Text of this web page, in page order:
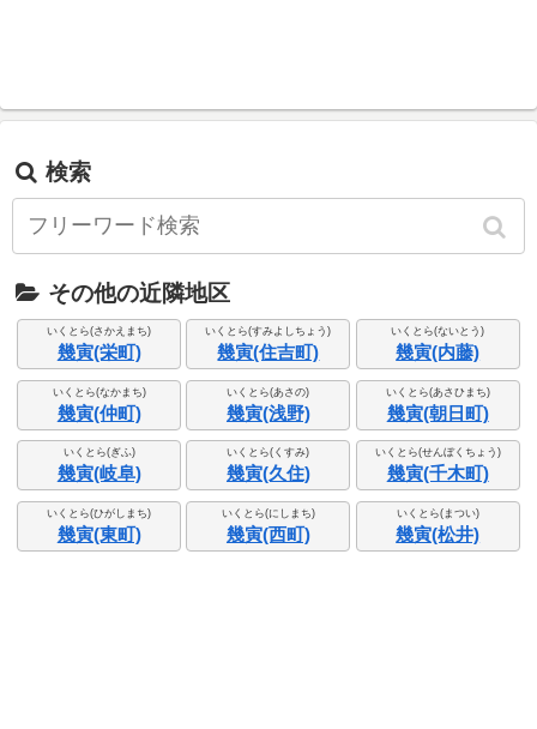
検索
その他の近隣地区
いくとら(さかえまち)
幾寅(栄町)
いくとら(すみよしちょう)
幾寅(住吉町)
いくとら(ないとう)
幾寅(内藤)
いくとら(なかまち)
幾寅(仲町)
いくとら(あさの)
幾寅(浅野)
いくとら(あさひまち)
幾寅(朝日町)
いくとら(ぎふ)
幾寅(岐阜)
いくとら(くすみ)
幾寅(久住)
いくとら(せんぼくちょう)
幾寅(千木町)
いくとら(ひがしまち)
幾寅(東町)
いくとら(にしまち)
幾寅(西町)
いくとら(まつい)
幾寅(松井)